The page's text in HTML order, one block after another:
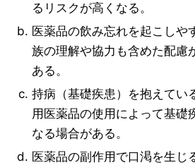
るリスクが高くなる。
医薬品の飲み忘れを起こしや
族の理解や協力も含めた配慮
ある。
持病（基礎疾患）を抱えてい
用医薬品の使用によって基礎
なる場合がある。
医薬品の副作用で口渇を生じ